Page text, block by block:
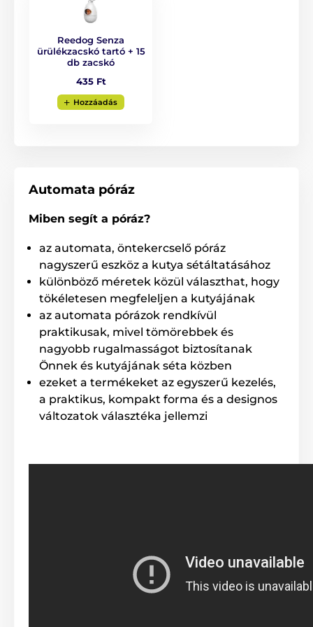
Folyamatos szalag-tekercselés
Extra erős szalag
Ergonomikus fogantyú, gumubevonattal
Stílusos megjelenés
Tömör, krómozott karabiner
Az automata Reedog póráz
teljes mértékben
Fékrendszer kezelése egy
Reedog Senza
ürülékzacskó tartó + 15
db zacskó
435 Ft
Hozzáadás
Automata póráz
Miben segít a póráz?
az automata, öntekercselő póráz
nagyszerű eszköz a kutya sétáltatásához
különböző méretek közül választhat, hogy
tökéletesen megfeleljen a kutyájának
az automata pórázok rendkívül
praktikusak, mivel tömörebbek és
nagyobb rugalmasságot biztosítanak
Önnek és kutyájának séta közben
ezeket a termékeket az egyszerű kezelés,
a praktikus, kompakt forma és a designos
változatok választéka jellemzi